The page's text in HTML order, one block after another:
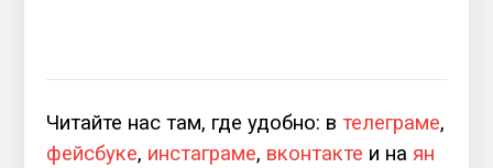
Читайте нас там, где удобно: втелеграме,
фейсбуке, инстаграме, вконтакте и наян